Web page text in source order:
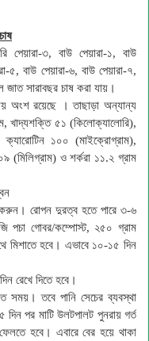
পেয়ারা-৩, বাউ পেয়ারা-১, বাউ
৫, বাউ পেয়ারা-৬, বাউ পেয়ারা-৭,
জাত সারাবছর চাষ করা যায়।
অংশ রয়েছে । তাছাড়া অন্যান্য
খাদ্যশক্তি ৫১ (কিলোক্যালোরি),
১০০ (মাইক্রোগ্রাম),
(মিলিগ্রাম) ও শর্করা ১১.২ গ্রাম
করুন। রোপন দুরত্ব হতে পারে ৩-৬
পচা গোবর/কম্পোস্ট, ২৫০ গ্রাম
মিশাতে হবে। এভাবে ১০-১৫ দিন
রেখে দিতে হবে।
সময়। তবে পানি সেচের ব্যবস্থা
দিন পর মাটি উলটপালট পুনরায় গর্ত
হবে। এবারে বের হয়ে থাকা